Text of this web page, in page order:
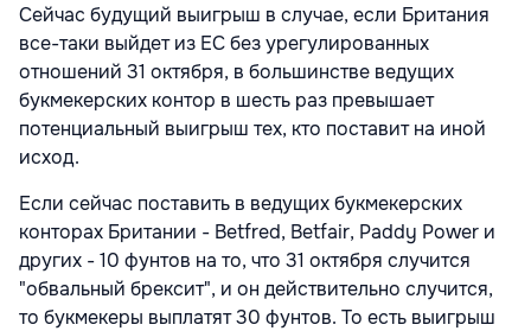
Сейчас будущий выигрыш в случае, если Британия
все-таки выйдет из ЕС без урегулированных
отношений 31 октября, в большинстве ведущих
букмекерских контор в шесть раз превышает
потенциальный выигрыш тех, кто поставит на иной
исход.
Если сейчас поставить в ведущих букмекерских
конторах Британии - Betfred, Betfair, Paddy Power и
других - 10 фунтов на то, что 31 октября случится
"обвальный брексит", и он действительно случится,
то букмекеры выплатят 30 фунтов. То есть выигрыш